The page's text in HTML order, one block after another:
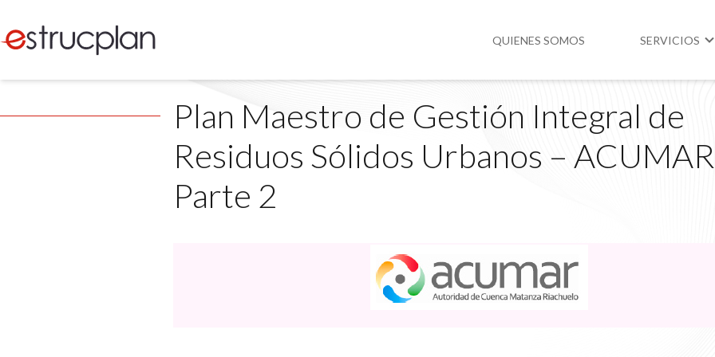
QUIENES SOMOS SERVICIOS
Higiene y
Medio Ambiente
Plan Maestro de Gestión Integral de
Residuos Sólidos Urbanos –
Parte 2